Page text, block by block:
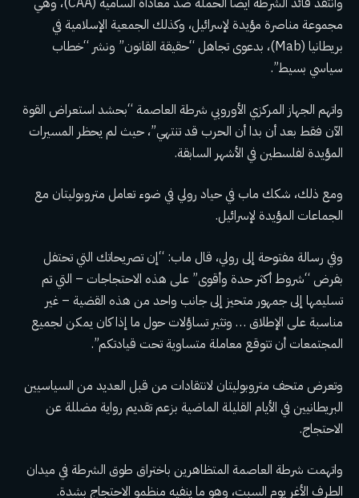
مجموعة مناصرة مؤيدة لإسرائيل، وكذلك الجمعية الإسلامية في
بريطانيا (Mab)، بدعوى تجاهل “حقيقة القانون” ونشر “خطاب
سياسي بسيط”.
واتهم الجهاز المركزي الأوروبي شرطة العاصمة “بحشد استعراض القوة
الآن فقط بعد أن بدا أن الحرب قد تنتهي”، حيث لم يحظر المسيرات
المؤيدة لفلسطين في الأشهر السابقة.
ومع ذلك، شكك ماب في حياد رولي في ضوء تعامل متروبوليتان مع
الجماعات المؤيدة لإسرائيل.
وفي رسالة مفتوحة إلى رولي، قال ماب: “إن تصريحاتك التي تحتفل
بفرض “شروط أكثر حدة وأقوى” على هذه الاحتجاجات – التي تم
تسليمها إلى جمهور متحيز إلى جانب واحد من هذه القضية – غير
مناسبة على الإطلاق … وتثير تساؤلات حول ما إذا كان يمكن لجميع
المجتمعات أن تتوقع معاملة متساوية تحت قيادتكم”.
وتعرض متحف متروبوليتان لانتقادات من قبل العديد من السياسيين
البريطانيين في الأيام القليلة الماضية بزعم تقديم رواية مضللة عن
الاحتجاج.
واتهمت شرطة العاصمة المتظاهرين باختراق طوق الشرطة في ميدان
الطرف الأغر يوم السبت، وهو ما ينفيه منظمو الاحتجاج بشدة.